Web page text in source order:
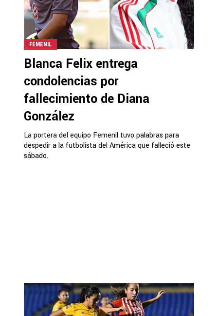
FEMENIL
Blanca Felix entrega
condolencias por
fallecimiento de Diana
González
La portera del equipo Femenil tuvo palabras para
despedir a la futbolista del América que falleció este
sábado.